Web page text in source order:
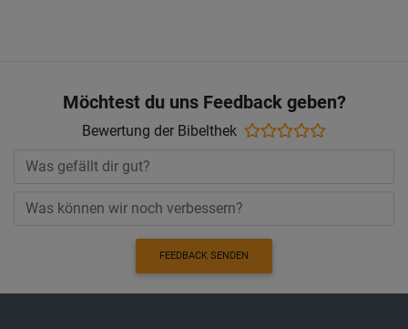
Möchtest du uns Feedback geben?
Bewertung der Bibelthek
FEEDBACK SENDEN